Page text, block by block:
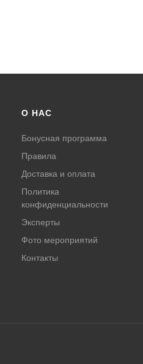
О НАС
Бонусная программа
Правила
Доставка и оплата
Политика
конфиденциальности
Эксперты
Фото мероприятий
Контакты